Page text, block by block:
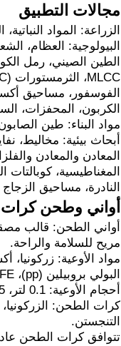
مجالات التطبيق
الزراعة: المواد
البيولوجية: العظام،
الطين الصيني، رمل
الكربون، المحفزات،
مواد البناء: طين
أبحاث بيئية: مخاليط،
المعادن والمعادن
المغناطيسية،
النادرة، مساحيق الزجاج
أواني وطحن كرات
مريح للسلامة والراحة.
مواد الأوعية: زركونيا،
البولي بروبيلين (pp)، PTFE، أكسيد الألومنيوم، إلخ.
أحجام الأوعية: 0.1 لتر، 0.25 لتر، 0.5 لتر، 1 لتر، 1.5 لتر، 2 لتر، 2.5 لتر، 3 لتر، 4 لتر، 5 لتر، 10 لتر، 15 لتر، 20 لتر، 25 لتر، إلخ.
كرات الطحن: الزركونيا،
التنجستن.